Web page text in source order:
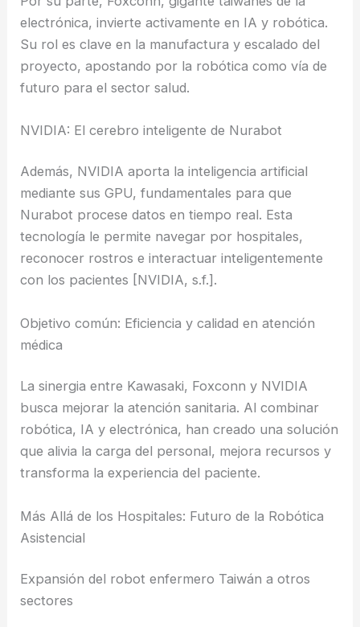
electrónica, invierte activamente en IA y robótica.
Su rol es clave en la manufactura y escalado del
proyecto, apostando por la robótica como vía de
futuro para el sector salud.
NVIDIA: El cerebro inteligente de Nurabot
Además, NVIDIA aporta la inteligencia artificial
mediante sus GPU, fundamentales para que
Nurabot procese datos en tiempo real. Esta
tecnología le permite navegar por hospitales,
reconocer rostros e interactuar inteligentemente
con los pacientes [NVIDIA, s.f.].
Objetivo común: Eficiencia y calidad en atención
médica
La sinergia entre Kawasaki, Foxconn y NVIDIA
busca mejorar la atención sanitaria. Al combinar
robótica, IA y electrónica, han creado una solución
que alivia la carga del personal, mejora recursos y
transforma la experiencia del paciente.
Más Allá de los Hospitales: Futuro de la Robótica
Asistencial
Expansión del robot enfermero Taiwán a otros
sectores